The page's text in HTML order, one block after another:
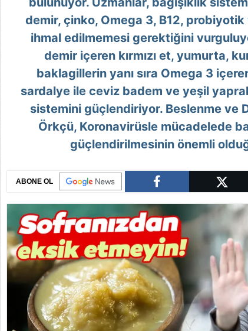
demir, çinko, Omega 3, B12, probiyotik
ihmal edilmemesi gerektiğini
demir içeren kırmızı et, yumurta,
baklagillerin yanı sıra Omega 3
sardalye ile ceviz badem ve yeşil
sistemini güçlendiriyor. Beslenme ve
Örkçü, Koronavirüsle mücadelede
güçlendirilmesinin önemli
ABONE OL